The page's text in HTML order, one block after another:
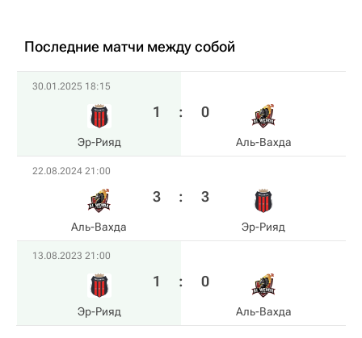
Последние матчи между собой
30.01.2025 18:15
Эр-Рияд
1 : 0
Аль-Вахда
22.08.2024 21:00
Аль-Вахда
3 : 3
Эр-Рияд
13.08.2023 21:00
Эр-Рияд
1 : 0
Аль-Вахда